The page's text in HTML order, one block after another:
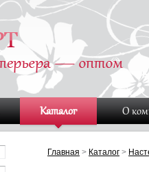
Каталог О
Главная > Каталог >